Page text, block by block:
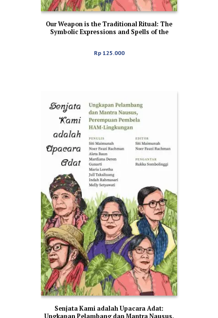
Our Weapon is the Traditional Ritual: The
Symbolic Expressions and Spells of the
Rp125.000
Senjata Kami adalah Upacara Adat:
Ungkapan Pelambang dan Mantra Nausus,